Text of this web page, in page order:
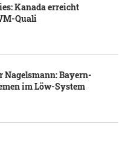
Kanada erreicht
Quali
Nagelsmann: Bayern-
im Löw-System